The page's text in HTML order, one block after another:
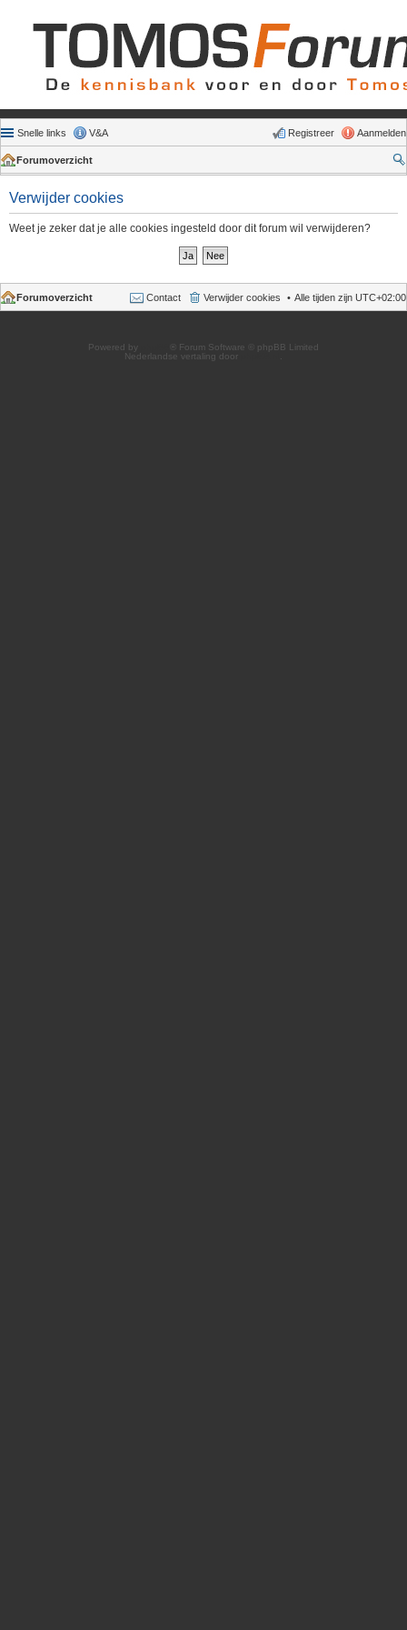
Snelle links V&A Aanmelden
Registreer
Forumoverzicht
Verwijder cookies
Weet je zeker dat je alle cookies ingesteld door dit forum wil verwijderen?
Forumoverzicht Alle tijden zijn UTC+02:00
Verwijder cookies
Contact
Powered by
® Forum Software © phpBB Limited
Nederlandse vertaling door